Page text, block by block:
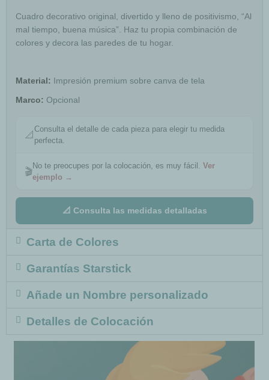
Cuadro decorativo original, divertido y lleno de positivismo, “Al
mal tiempo, buena música”. Haz tu propia combinación de
colores y decora las paredes de tu hogar.
Material: Impresión premium sobre canva de tela
Marco: Opcional
📐
Consulta el detalle de cada pieza para elegir tu medida
perfecta.
🎬
No te preocupes por la colocación, es muy fácil. Ver
ejemplo →
📐 Consulta las medidas detalladas
Carta de Colores
Garantías Starstick
Añade un Nombre personalizado
Detalles de Colocación